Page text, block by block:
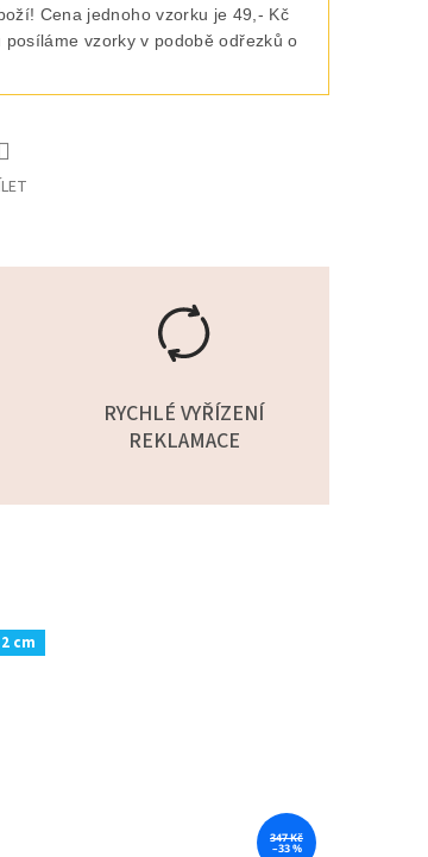
Cena jednoho vzorku je 49,- Kč
vzorky v podobě odřezků o
RYCHLÉ VYŘÍZENÍ
REKLAMACE
2 cm
347 Kč
–33 %